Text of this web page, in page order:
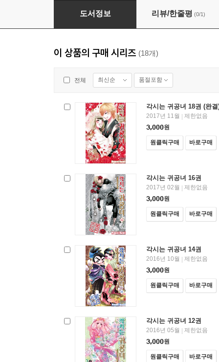
각시는 귀공녀 03권
도서정보 리뷰/한줄평 (0/1)
이 상품의 구매 시리즈 (18개)
전체 최신순 품절포함
각시는 귀공녀 18권 (완결
2017년 11월 | 제한없음
3,000원
원클릭구매 바로구매
각시는 귀공녀 16권
2017년 02월 | 제한없음
3,000원
원클릭구매 바로구매
각시는 귀공녀 14권
2016년 10월 | 제한없음
3,000원
원클릭구매 바로구매
각시는 귀공녀 12권
2016년 05월 | 제한없음
3,000원
원클릭구매 바로구매